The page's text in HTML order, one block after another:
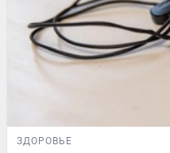
ЗДОРОВЬЕ